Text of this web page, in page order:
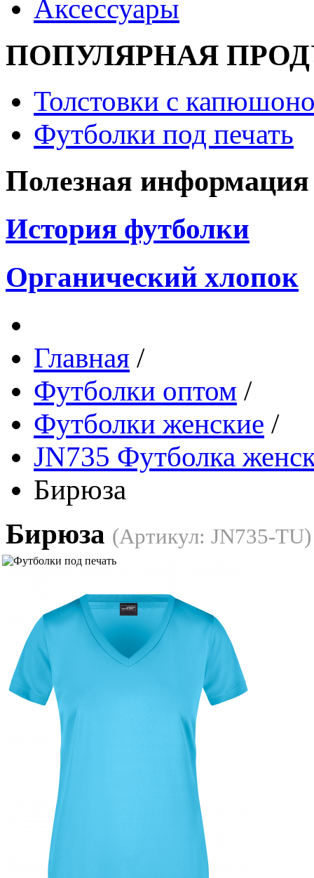
Аксессуары
ПОПУЛЯРНАЯ
Толстовки с
Футболки под печать
Полезная информация
История футболки
Органический хлопок
Главная /
Футболки оптом /
Футболки женские /
JN735 Футболка
Бирюза
Бирюза (Артикул: JN735-TU)